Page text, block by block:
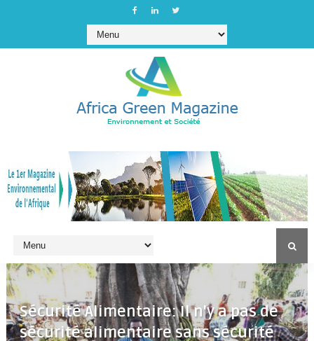
Sécurité Alimentaire: Il n'y a pas de
sécurité alimentaire sans sécurité